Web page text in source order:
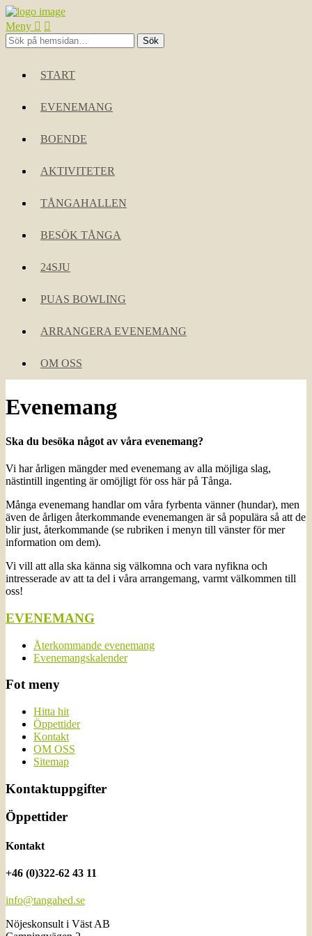
Meny
START
EVENEMANG
BOENDE
AKTIVITETER
TÅNGAHALLEN
BESÖK TÅNGA
24SJU
PUAS BOWLING
ARRANGERA EVENEMANG
OM OSS
Evenemang
Ska du besöka något av våra evenemang?
Vi har årligen mängder med evenemang av alla möjliga slag,
nästintill ingenting är omöjligt för oss här på Tånga.
Många evenemang handlar om våra fyrbenta vänner (hundar), men
även de årligen återkommande evenemangen är så populära så att de
blir just, återkommande (se rubriken i menyn till vänster för mer
information om dem).
Vi vill att alla ska känna sig välkomna och vara nyfikna och
intresserade av att ta del i våra arrangemang, varmt välkommen till
oss!
EVENEMANG
Återkommande evenemang
Evenemangskalender
Fot meny
Hitta hit
Öppettider
Kontakt
OM OSS
Sitemap
Kontaktuppgifter
Öppettider
Kontakt
+46 (0)322-62 43 11
info@tangahed.se
Nöjeskonsult i Väst AB